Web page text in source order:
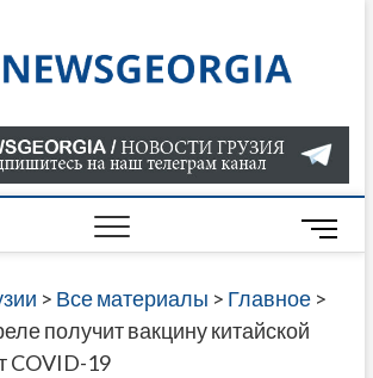
О
В
ГРУЗИИ
САЙТЕ
M
e
n
> Все материалы > Главное>
получит вакцину китайской
COVID-19